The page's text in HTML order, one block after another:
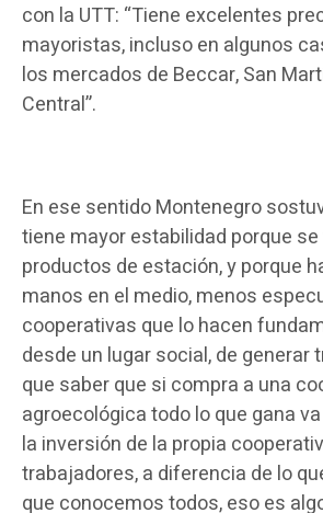
con la UTT: “Tiene excelentes
mayoristas, incluso en algunos
los mercados de Beccar, San
Central”.
En ese sentido Montenegro
tiene mayor estabilidad porque
productos de estación, y porque
manos en el medio, menos
cooperativas que lo hacen
desde un lugar social, de generar
que saber que si compra a una
agroecológica todo lo que gana
la inversión de la propia
trabajadores, a diferencia de lo
que conocemos todos, eso es